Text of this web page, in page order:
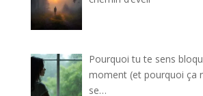
Pourquoi tu te sens
moment (et pourquoi ça
se…